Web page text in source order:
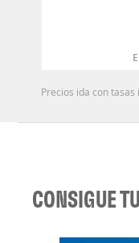
Precios ida con
CONSIGUE